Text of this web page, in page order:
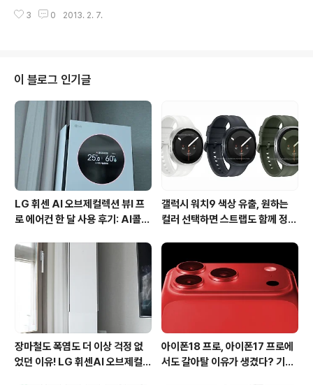
질의 블랙박스인데요. '뷰게라'라는 블랙박스 브랜드는 다
이용하는 분들을 많이 본 것 같습니다. 저도 대중교통을 이
면에서 즐기기엔 작은 화면이 아쉬움으로 남지만 소니 HM
D HMZ-T2만 있으면 답답한 화면으로 인한 아쉬움을 극
복할 수 있습니다. 소니 HMD HMZ-T2은 다양한 디바이
스를 통해 HDMI로 영상이나 컨텐츠를 입력받아 750인치
초대형 스크린으로 보는 듯한 느낌과 몰입감을 주고, 생생
한 현장감, 뮤직, 게임, 시..
3 0 2013. 2. 7.
이 블로그 인기글
LG 휘센 AI 오브제컬렉션 뷰I 프
로 에어컨 한 달 사용 후기: AI콜드
갤럭시 워치9 색상 유출, 원하는
컬러 선택하면 스트랩도 함께 정해
장마철도 폭염도 더 이상 걱정 없
었던 이유! LG 휘센AI 오브제컬렉
아이폰18 프로, 아이폰17 프로에
서도 갈아탈 이유가 생겼다? 기대